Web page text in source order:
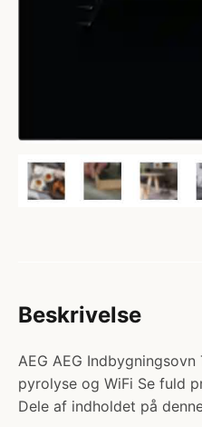
Beskrivelse
AEG AEG
pyrolyse og WiFi Se fuld
Dele af indholdet på